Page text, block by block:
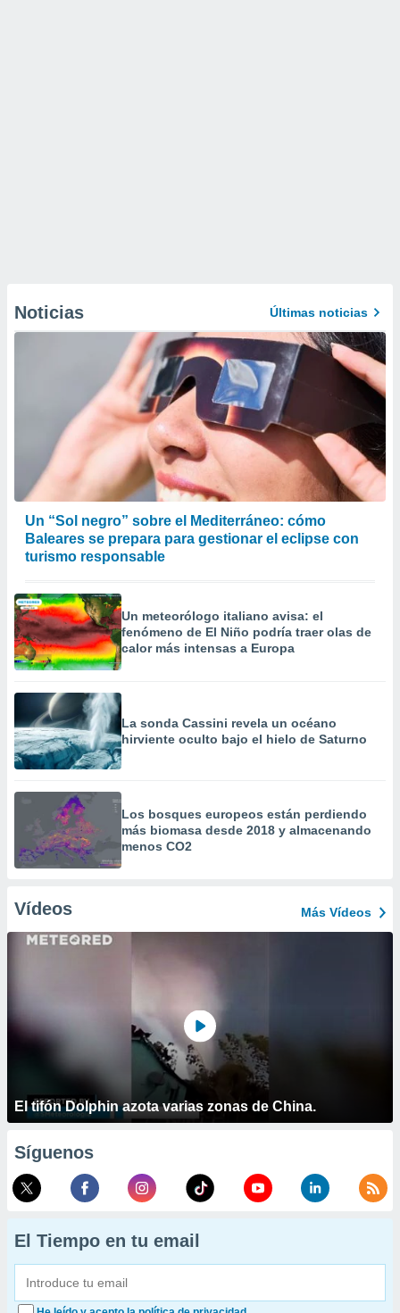
Noticias Últimas noticias
Un “Sol negro” sobre el Mediterráneo: cómo
Baleares se prepara para gestionar el eclipse con
turismo responsable
Un meteorólogo italiano avisa: el
fenómeno de El Niño podría traer olas de
calor más intensas a Europa
La sonda Cassini revela un océano
hirviente oculto bajo el hielo de Saturno
Los bosques europeos están perdiendo
más biomasa desde 2018 y almacenando
menos CO2
Vídeos Más Vídeos
El tifón Dolphin azota varias zonas de China.
Síguenos
El Tiempo en tu email